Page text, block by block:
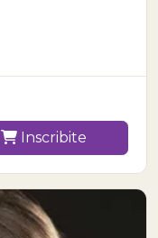
Inscribite